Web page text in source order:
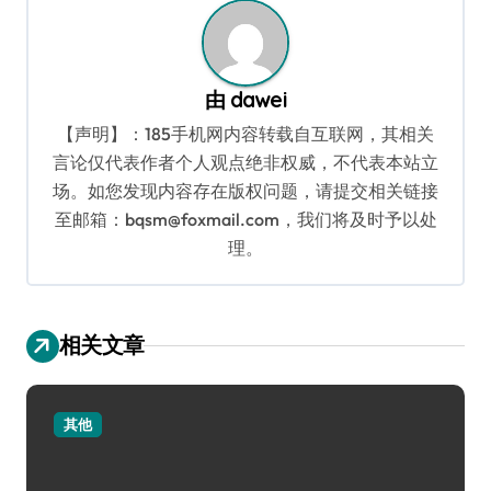
由 dawei
【声明】：185手机网内容转载自互联网，其相关
言论仅代表作者个人观点绝非权威，不代表本站立
场。如您发现内容存在版权问题，请提交相关链接
至邮箱：bqsm@foxmail.com，我们将及时予以处
理。
相关文章
其他